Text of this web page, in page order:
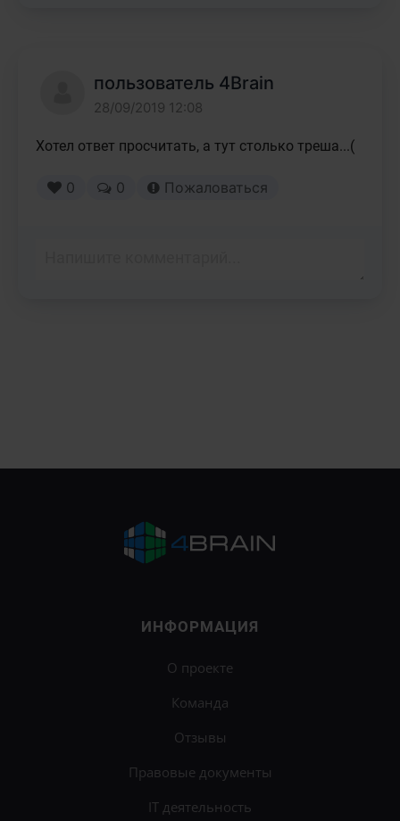
пользователь 4Brain
28/09/2019 12:08
Хотел ответ просчитать, а тут столько треша...(
0 0 Пожаловаться
ИНФОРМАЦИЯ
О проекте
Команда
Отзывы
Правовые документы
IT деятельность